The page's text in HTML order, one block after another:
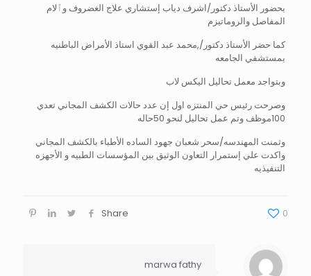
بحضور الأستاذ دكتور/اشرف دياب إستشاري علاج الغضروف وٱلام
المفاصل والروماتيزم
كما حضر الأستاذ دكتور/,محمد عبد القوي استاذ الأمراض الباطنيه
بمستشفي الجامعه
وبتواجد معمل تحاليل اليكس لاب
وصرحت رئيس حي المنتزه اول إن عدد حالات الكشف المجاني تعدي
100موظف وتم عمل تحاليل لنحو 50حاله
وثمنت المهندسه/سحر شعبان جهود الساده الأطباء بالكشف المجاني
واكدت علي إستمرار التعاون الوثيق بين المؤسسات الطبيه و الأجهزه
التنفيذيه
Share 0
marwa fathy